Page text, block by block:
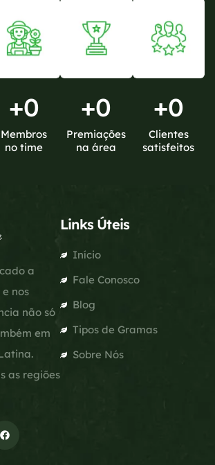
+0
Membros
no time
+0
Premiações
na área
+0
Clientes
satisfeitos
a
nos
não só
em
as regiões
Links Úteis
Início
Fale Conosco
Blog
Tipos de Gramas
Sobre Nós